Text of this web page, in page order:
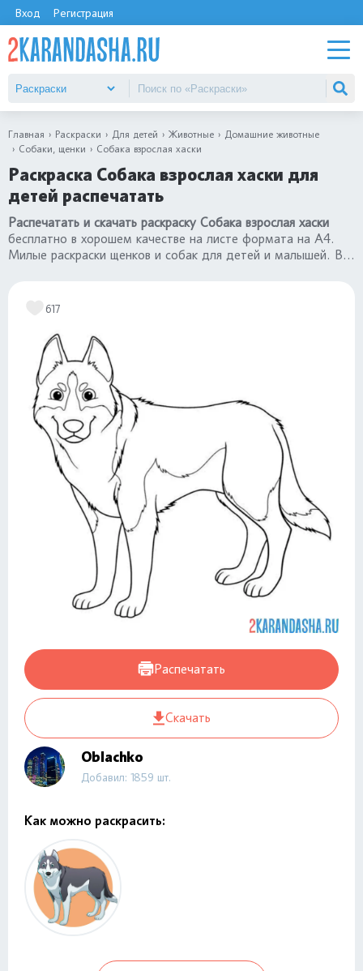
Вход Регистрация
Главная Раскраски Для детей Животные
Домашние животные
Собаки, щенки
Собака взрослая хаски
Раскраска Собака взрослая хаски для
детей распечатать
Распечатать и скачать раскраску Собака взрослая хаски
бесплатно в хорошем качестве на листе формата на А4.
Милые раскраски щенков и собак для детей и малышей. Все
617
Распечатать
Скачать
Oblachko
Добавил: 1859 шт.
Как можно раскрасить: